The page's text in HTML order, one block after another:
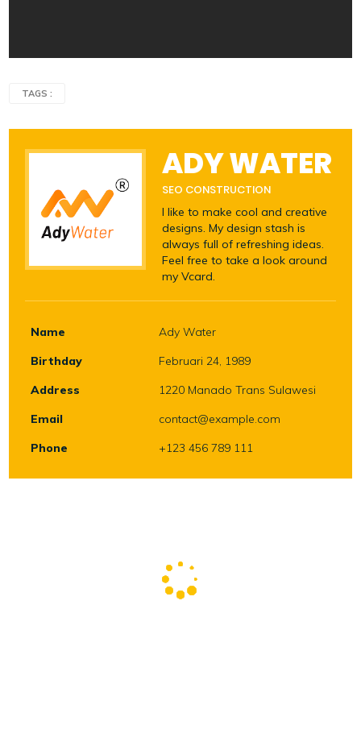
TAGS :
ADY WATER
SEO CONSTRUCTION
I like to make cool and creative
designs. My design stash is
always full of refreshing ideas.
Feel free to take a look around
my Vcard.
Name
Ady Water
Birthday
Februari 24, 1989
Address
1220 Manado Trans Sulawesi
Email
contact@example.com
Phone
+123 456 789 111